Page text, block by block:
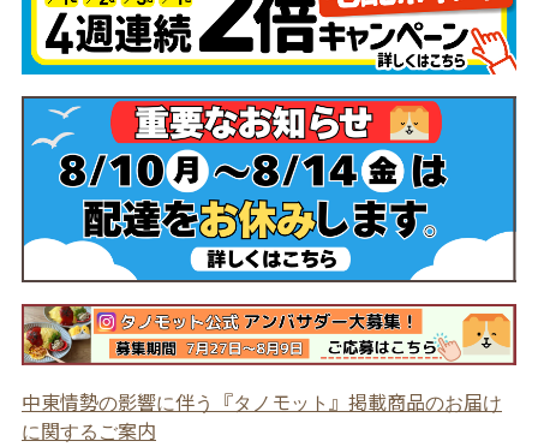
中東情勢の影響に伴う『タノモット』掲載商品のお届け
に関するご案内